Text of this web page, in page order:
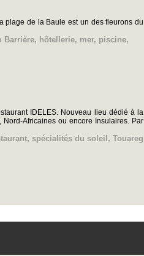
plage de la Baule est un des fleurons du
Barrière, hôtellerie, mer, piscine,
IDELES. Nouveau lieu dédié à la
Africaines ou encore Insulaires. Par
, spécialités du soleil , Touareg